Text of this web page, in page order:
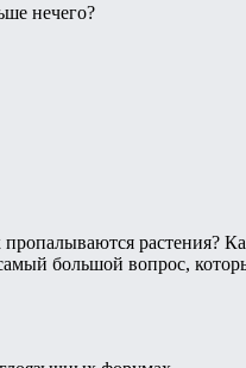
нечего?
растения?
большой вопрос,